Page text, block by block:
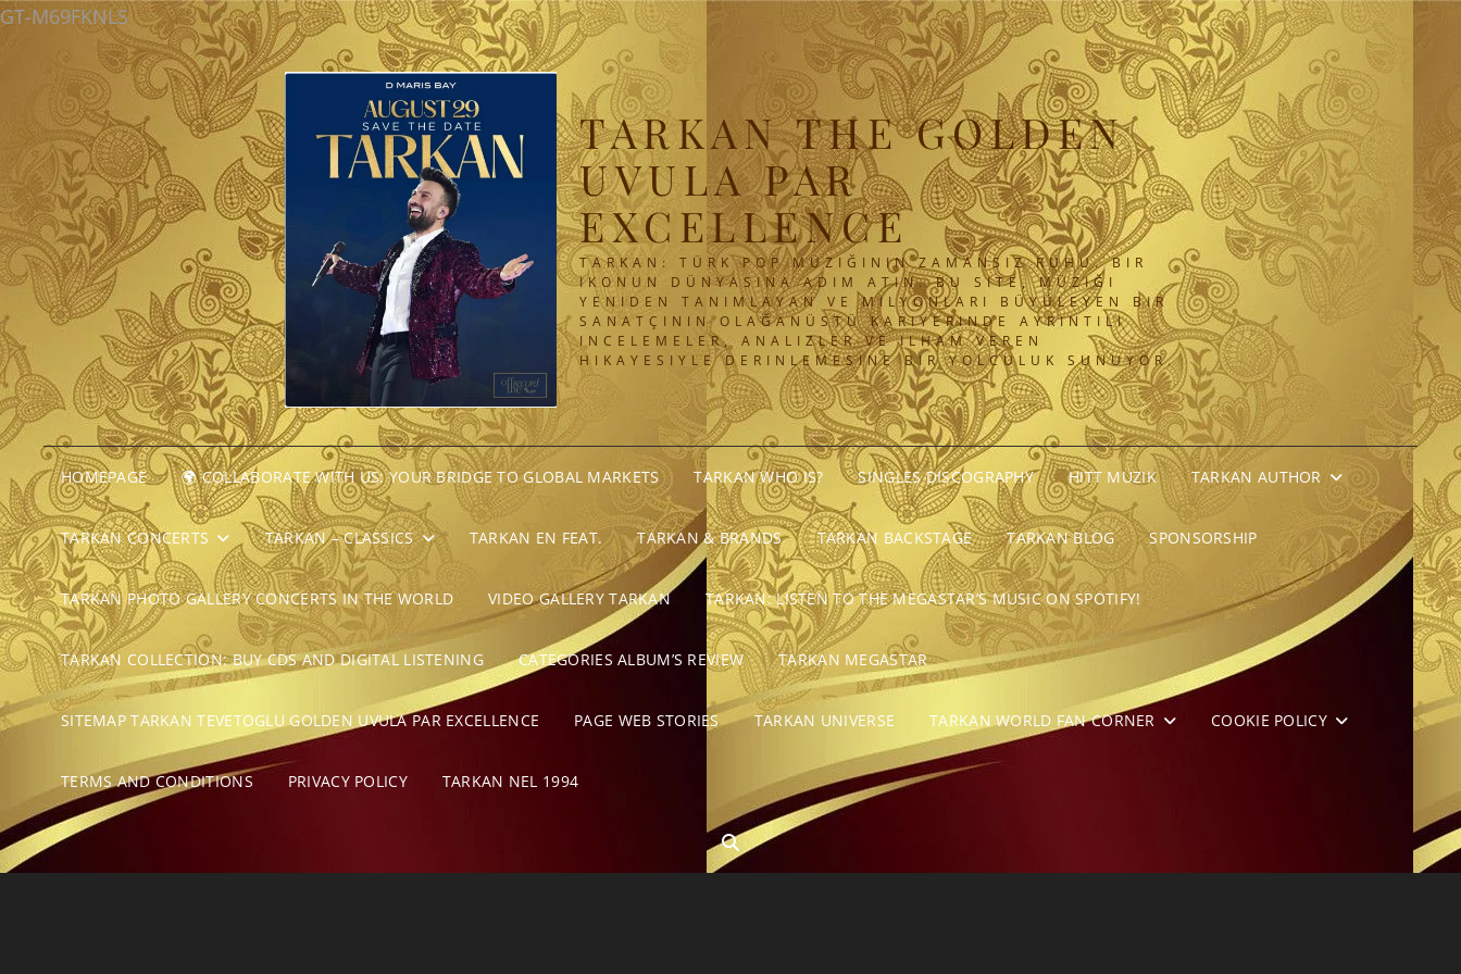
GT-M69FKNLS
TARKAN THE GOLDEN
UVULA PAR
EXCELLENCE
TARKAN: TÜRK POP MÜZIĞININ ZAMANSIZ RUHU. BIR
IKONUN DÜNYASINA ADIM ATIN. BU SITE, MÜZIĞI
YENIDEN TANIMLAYAN VE MILYONLARI BÜYÜLEYEN BIR
SANATÇININ OLAĞANÜSTÜ KARIYERINDE AYRINTILI
INCELEMELER, ANALIZLER VE ILHAM VEREN
HIKAYESIYLE DERINLEMESINE BIR YOLCULUK SUNUYOR.
HOMEPAGE 🌍 COLLABORATE WITH US: YOUR BRIDGE TO GLOBAL MARKETS TARKAN WHO IS? SINGLES DISCOGRAPHY HITT MÜZIK TARKAN AUTHOR
TARKAN CONCERTS TARKAN – CLASSICS TARKAN EN FEAT. TARKAN & BRANDS TARKAN BACKSTAGE TARKAN BLOG SPONSORSHIP
TARKAN PHOTO GALLERY CONCERTS IN THE WORLD VIDEO GALLERY TARKAN TARKAN: LISTEN TO THE MEGASTAR’S MUSIC ON SPOTIFY!
TARKAN COLLECTION: BUY CDS AND DIGITAL LISTENING CATEGORIES ALBUM’S REVIEW TARKAN MEGASTAR
SITEMAP TARKAN TEVETOGLU GOLDEN UVULA PAR EXCELLENCE PAGE WEB STORIES TARKAN UNIVERSE TARKAN WORLD FAN CORNER COOKIE POLICY
TERMS AND CONDITIONS PRIVACY POLICY TARKAN NEL 1994
SEARCH